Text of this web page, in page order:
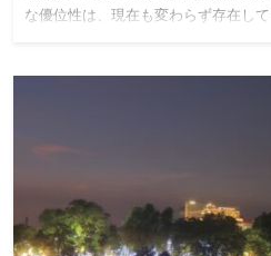
な優位性は、現在も変わらず存在し